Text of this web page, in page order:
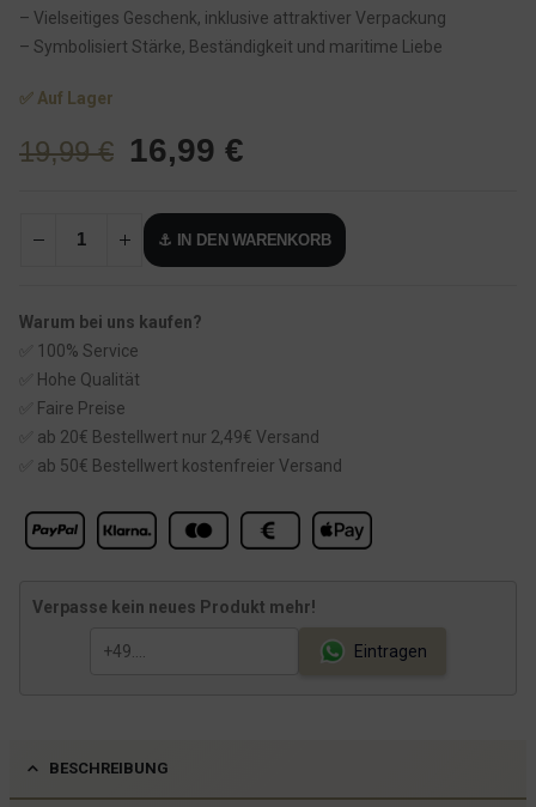
– Vielseitiges Geschenk, inklusive attraktiver Verpackung
– Symbolisiert Stärke, Beständigkeit und maritime Liebe
✅ Auf Lager
19,99€ U
s
p
ü
n
g
i
c
h
e
P
r
w
16,99€
t
u
P
r
e
i
i
⚓ IN DEN WARENKORB
Warum bei uns kaufen?
✅ 100% Service
✅ Hohe Qualität
✅ Faire Preise
✅ ab 20€ Bestellwert nur 2,49€ Versand
✅ ab 50€ Bestellwert kostenfreier Versand
Verpasse kein neues Produkt mehr!
Eintragen
BESCHREIBUNG